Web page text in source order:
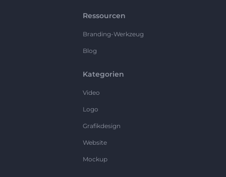
Ressourcen
Branding-Werkzeug
Blog
Kategorien
Video
Logo
Grafikdesign
Website
Mockup